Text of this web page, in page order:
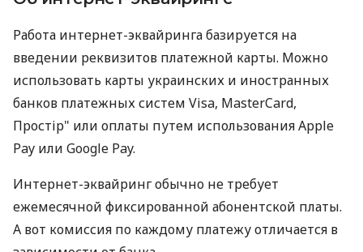
Работа интернет-эквайринга базируется на
введении реквизитов платежной карты. Можно
использовать карты украинских и иностранных
банков платежных систем Visa, MasterCard,
Простір" или оплаты путем использования Apple
Pay или Google Pay.
Интернет-эквайринг обычно не требует
ежемесячной фиксированной абонентской платы.
А вот комиссия по каждому платежу отличается в